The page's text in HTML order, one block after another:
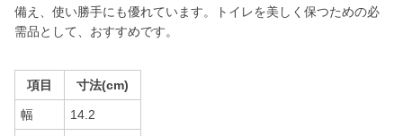
備え、使い勝手にも優れています。トイレを美しく保つための必
需品として、おすすめです。
項目 寸法(cm)
幅 14.2